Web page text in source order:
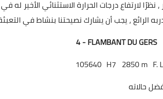
في مضمار نانت لسباق الخيل في 6 ديسمبر ، نظرًا لارتفاع درجات الحرارة الاستثنائي
4 - FLAMBANT DU
105640 H7 2850 m F.